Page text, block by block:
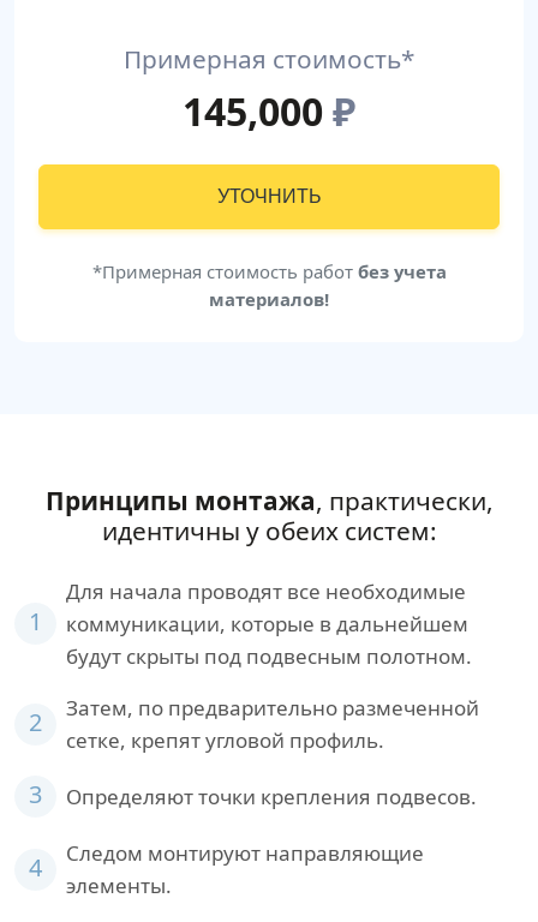
Примерная стоимость*
145,000₽
УТОЧНИТЬ
*Примерная стоимость работ без учета
материалов!
Принципы монтажа, практически,
идентичны у обеих систем:
1
Для начала проводят все необходимые
коммуникации, которые в дальнейшем
будут скрыты под подвесным полотном.
2
Затем, по предварительно размеченной
сетке, крепят угловой профиль.
3 Определяют точки крепления подвесов.
4
Следом монтируют направляющие
элементы.